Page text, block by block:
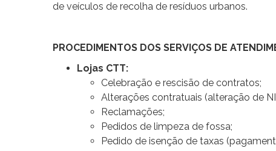
de veículos de recolha de resíduos urbanos.
PROCEDIMENTOS DOS SERVIÇOS DE
Lojas CTT:
Celebração e rescisão de contratos;
Alterações contratuais (alteração de
Reclamações;
Pedidos de limpeza de fossa;
Pedido de isenção de taxas